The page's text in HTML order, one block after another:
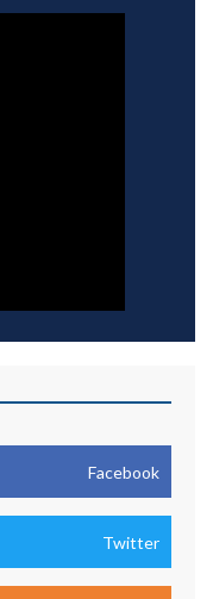
Facebook
Twitter